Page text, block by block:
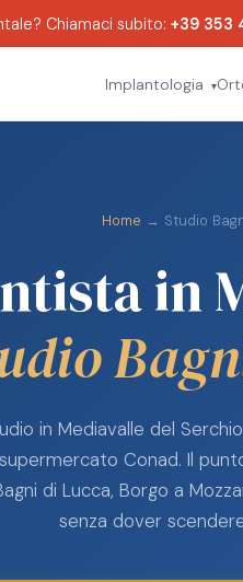
Chiamaci subito: +39 353
Implantologia ▾
Home → Studio
in
in Mediavalle del
Conad. Il
di Lucca, Borgo a
senza dover